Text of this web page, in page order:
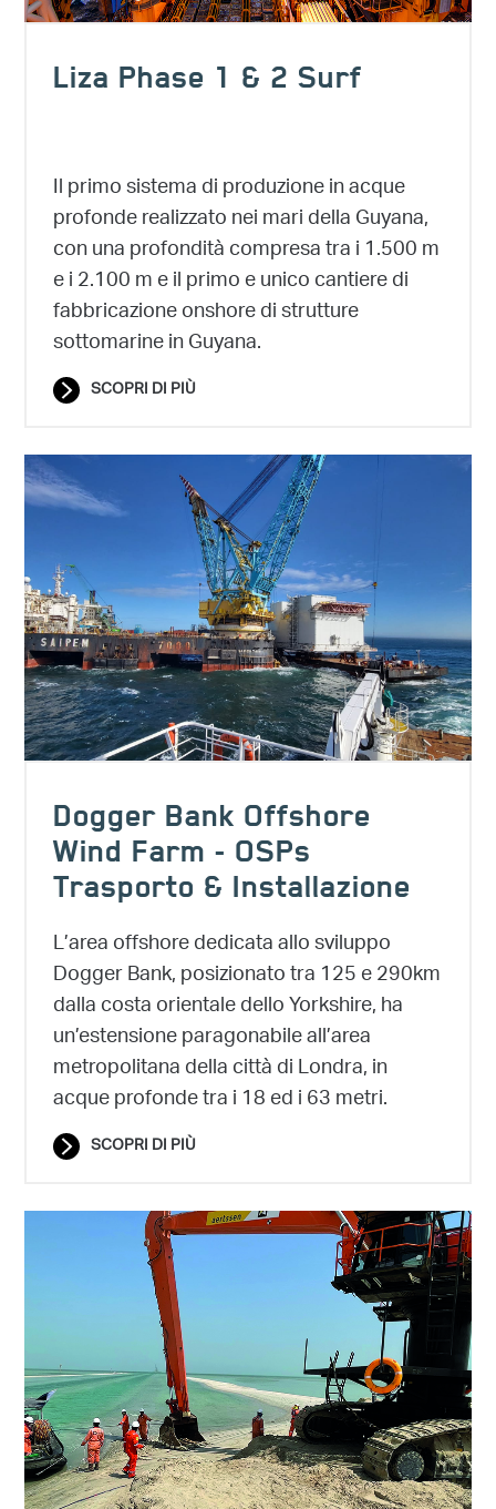
Liza Phase 1 & 2 Surf
Il primo sistema di produzione in acque
profonde realizzato nei mari della Guyana,
con una profondità compresa tra i 1.500 m
e i 2.100 m e il primo e unico cantiere di
fabbricazione onshore di strutture
sottomarine in Guyana.
SCOPRI DI PIÙ
Dogger Bank Offshore
Wind Farm - OSPs
Trasporto & Installazione
L’area offshore dedicata allo sviluppo
Dogger Bank, posizionato tra 125 e 290km
dalla costa orientale dello Yorkshire, ha
un’estensione paragonabile all’area
metropolitana della città di Londra, in
acque profonde tra i 18 ed i 63 metri.
SCOPRI DI PIÙ